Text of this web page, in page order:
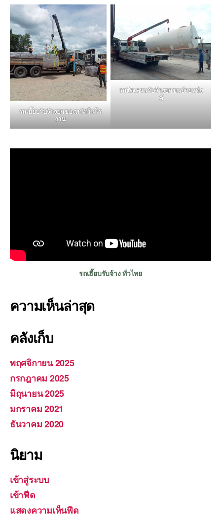
รถเฮี๊ยบรับจ้างยกของหนักในโร
งาน
รถติดเครนรับจ้างยกขนย้ายแท้ง
ค์
รถเฮี๊ยบรับจ้าง ทั่วไทย
ความเห็นล่าสุด
คลังเก็บ
พฤศจิกายน 2025
กรกฎาคม 2025
มิถุนายน 2025
มกราคม 2021
ธันวาคม 2020
นิยาม
เข้าสู่ระบบ
เข้าฟีด
แสดงความเห็นฟีด